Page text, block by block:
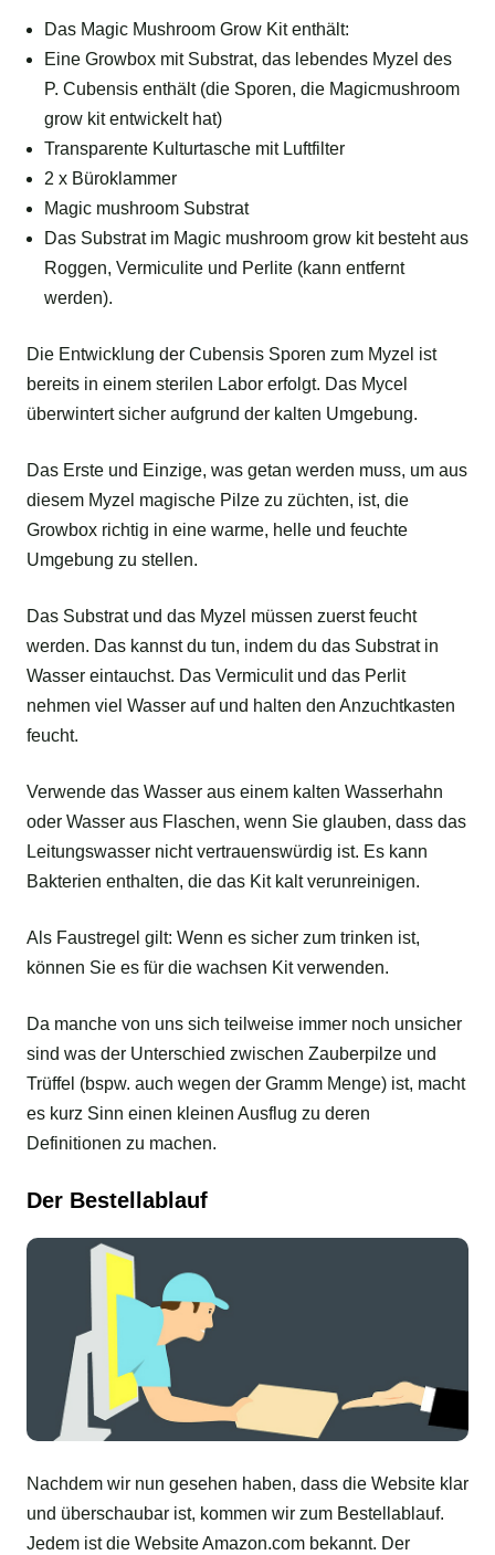
Das Magic Mushroom Grow Kit enthält:
Eine Growbox mit Substrat, das lebendes Myzel des
P. Cubensis enthält (die Sporen, die Magicmushroom
grow kit entwickelt hat)
Transparente Kulturtasche mit Luftfilter
2 x Büroklammer
Magic mushroom Substrat
Das Substrat im Magic mushroom grow kit besteht aus
Roggen, Vermiculite und Perlite (kann entfernt
werden).
Die Entwicklung der Cubensis Sporen zum Myzel ist
bereits in einem sterilen Labor erfolgt. Das Mycel
überwintert sicher aufgrund der kalten Umgebung.
Das Erste und Einzige, was getan werden muss, um aus
diesem Myzel magische Pilze zu züchten, ist, die
Growbox richtig in eine warme, helle und feuchte
Umgebung zu stellen.
Das Substrat und das Myzel müssen zuerst feucht
werden. Das kannst du tun, indem du das Substrat in
Wasser eintauchst. Das Vermiculit und das Perlit
nehmen viel Wasser auf und halten den Anzuchtkasten
feucht.
Verwende das Wasser aus einem kalten Wasserhahn
oder Wasser aus Flaschen, wenn Sie glauben, dass das
Leitungswasser nicht vertrauenswürdig ist. Es kann
Bakterien enthalten, die das Kit kalt verunreinigen.
Als Faustregel gilt: Wenn es sicher zum trinken ist,
können Sie es für die wachsen Kit verwenden.
Da manche von uns sich teilweise immer noch unsicher
sind was der Unterschied zwischen Zauberpilze und
Trüffel (bspw. auch wegen der Gramm Menge) ist, macht
es kurz Sinn einen kleinen Ausflug zu deren
Definitionen zu machen.
Der Bestellablauf
Nachdem wir nun gesehen haben, dass die Website klar
und überschaubar ist, kommen wir zum Bestellablauf.
Jedem ist die Website Amazon.com bekannt. Der